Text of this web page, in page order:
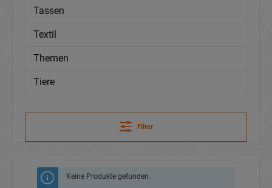
Tassen
Textil
Themen
Tiere
Filter
Keine Produkte gefunden.